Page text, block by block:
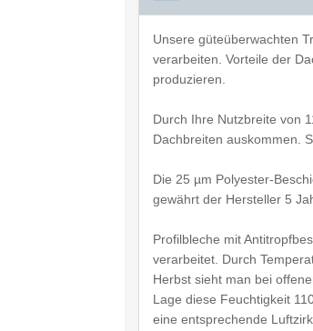
Unsere güteüberwachten
verarbeiten. Vorteile der
produzieren.
Durch Ihre Nutzbreite von
Dachbreiten auskommen.
Die 25 µm Polyester-
gewährt der Hersteller 5
Profilbleche mit
verarbeitet. Durch
Herbst sieht man bei
Lage diese Feuchtigkeit
eine entsprechende